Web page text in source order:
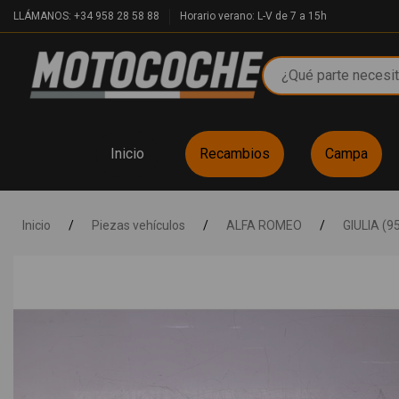
LLÁMANOS: +34 958 28 58 88 Horario verano: L-V de 7 a 15h
Inicio Recambios Campa
Inicio / Piezas vehículos / ALFA ROMEO / GIULIA